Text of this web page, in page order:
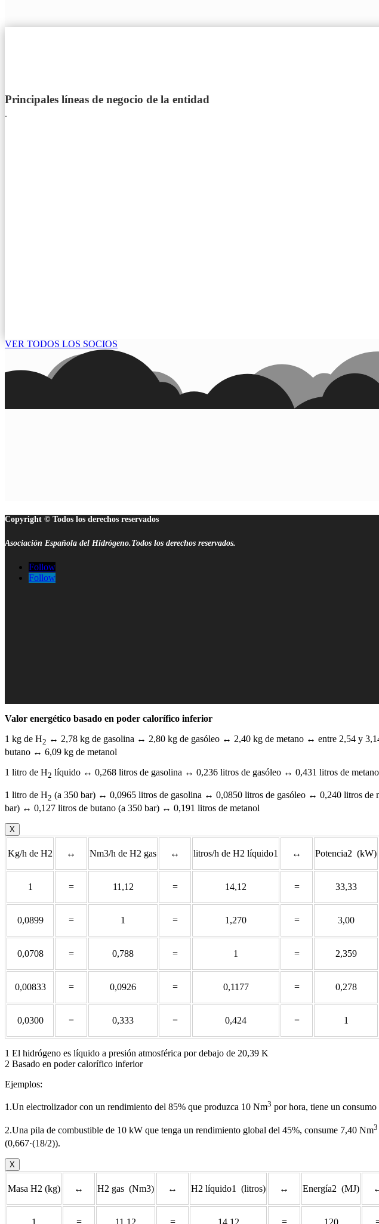
Principales líneas de negocio de la entidad
.
VER TODOS LOS SOCIOS
Copyright © Todos los derechos reservados
Asociación Española del Hidrógeno.Todos los derechos reservados.
Follow
Follow
Valor energético basado en poder calorífico inferior
1 kg de H2 ↔ 2,78 kg de gasolina ↔ 2,80 kg de gasóleo ↔ 2,40 kg de metano ↔ entre 2,54 y
butano ↔ 6,09 kg de metanol
1 litro de H2 líquido ↔ 0,268 litros de gasolina ↔ 0,236 litros de gasóleo ↔ 0,431 litros de
1 litro de H2 (a 350 bar) ↔ 0,0965 litros de gasolina ↔ 0,0850 litros de gasóleo ↔ 0,240 litros de
bar) ↔ 0,127 litros de butano (a 350 bar) ↔ 0,191 litros de metanol
X
Kg/h de H2 ↔ Nm3/h de H2 gas ↔ litros/h de H2 líquido1 ↔ Potencia2 (kW)
1 = 11,12 = 14,12 = 33,33
0,0899 = 1 = 1,270 = 3,00
0,0708 = 0,788 = 1 = 2,359
0,00833 = 0,0926 = 0,1177 = 0,278
0,0300 = 0,333 = 0,424 = 1
1 El hidrógeno es líquido a presión atmosférica por debajo de 20,39 K
2 Basado en poder calorífico inferior
Ejemplos:
1.Un electrolizador con un rendimiento del 85% que produzca 10 Nm3 por hora, tiene un
2.Una pila de combustible de 10 kW que tenga un rendimiento global del 45%, consume 7,40 Nm3
(0,667·(18/2)).
X
Masa H2 (kg) ↔ H2 gas (Nm3) ↔ H2 líquido1 (litros) ↔ Energía2 (MJ)